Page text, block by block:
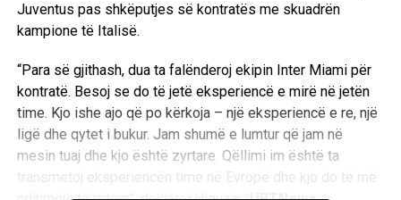
Juventus pas shkëputjes së kontratës me skuadrën
kampione të Italisë.
“Para së gjithash, dua ta falënderoj ekipin Inter Miami për
kontratë. Besoj se do të jetë eksperiencë e mirë në jetën
time. Kjo ishe ajo që po kërkoja – një eksperiencë e re, një
ligë dhe qytet i bukur. Jam shumë e lumtur që jam në
mesin tuaj dhe kjo është zyrtare. Qëllimi im është ta
transmetoj eksperiencën time në Evropë dhe kjo do të më